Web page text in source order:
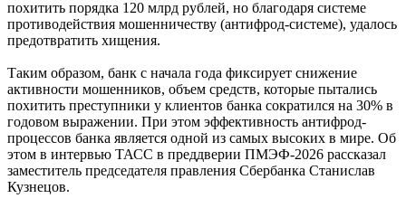
похитить порядка 120 млрд рублей, но благодаря системе
противодействия мошенничеству (антифрод-системе), удалось
предотвратить хищения.
Таким образом, банк с начала года фиксирует снижение
активности мошенников, объем средств, которые пытались
похитить преступники у клиентов банка сократился на 30% в
годовом выражении. При этом эффективность антифрод-
процессов банка является одной из самых высоких в мире. Об
этом в интервью ТАСС в преддверии ПМЭФ-2026 рассказал
заместитель председателя правления Сбербанка Станислав
Кузнецов.